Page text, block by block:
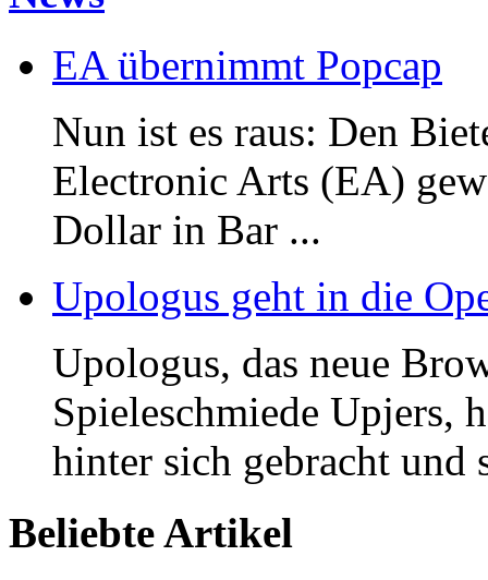
EA übernimmt Popcap
Nun ist es raus: Den
Electronic Arts (EA)
Dollar in Bar ...
Upologus geht in die
Upologus, das neue
Spieleschmiede Upjers,
hinter sich gebracht und
Beliebte Artikel